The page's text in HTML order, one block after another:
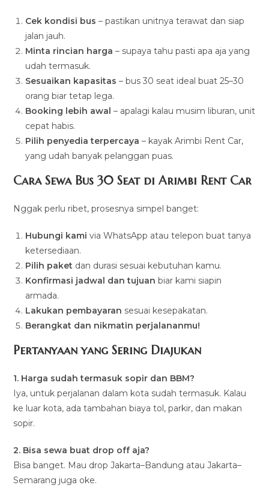
Cek kondisi bus – pastikan unitnya terawat dan siap
jalan jauh.
Minta rincian harga – supaya tahu pasti apa aja yang
udah termasuk.
Sesuaikan kapasitas – bus 30 seat ideal buat 25–30
orang biar tetap lega.
Booking lebih awal – apalagi kalau musim liburan, unit
cepat habis.
Pilih penyedia terpercaya – kayak Arimbi Rent Car,
yang udah banyak pelanggan puas.
Cara Sewa Bus 30 Seat di Arimbi Rent Car
Nggak perlu ribet, prosesnya simpel banget:
Hubungi kami via WhatsApp atau telepon buat tanya
ketersediaan.
Pilih paket dan durasi sesuai kebutuhan kamu.
Konfirmasi jadwal dan tujuan biar kami siapin
armada.
Lakukan pembayaran sesuai kesepakatan.
Berangkat dan nikmatin perjalananmu!
Pertanyaan yang Sering Diajukan
1. Harga sudah termasuk sopir dan BBM?
Iya, untuk perjalanan dalam kota sudah termasuk. Kalau
ke luar kota, ada tambahan biaya tol, parkir, dan makan
sopir.
2. Bisa sewa buat drop off aja?
Bisa banget. Mau drop Jakarta–Bandung atau Jakarta–
Semarang juga oke.